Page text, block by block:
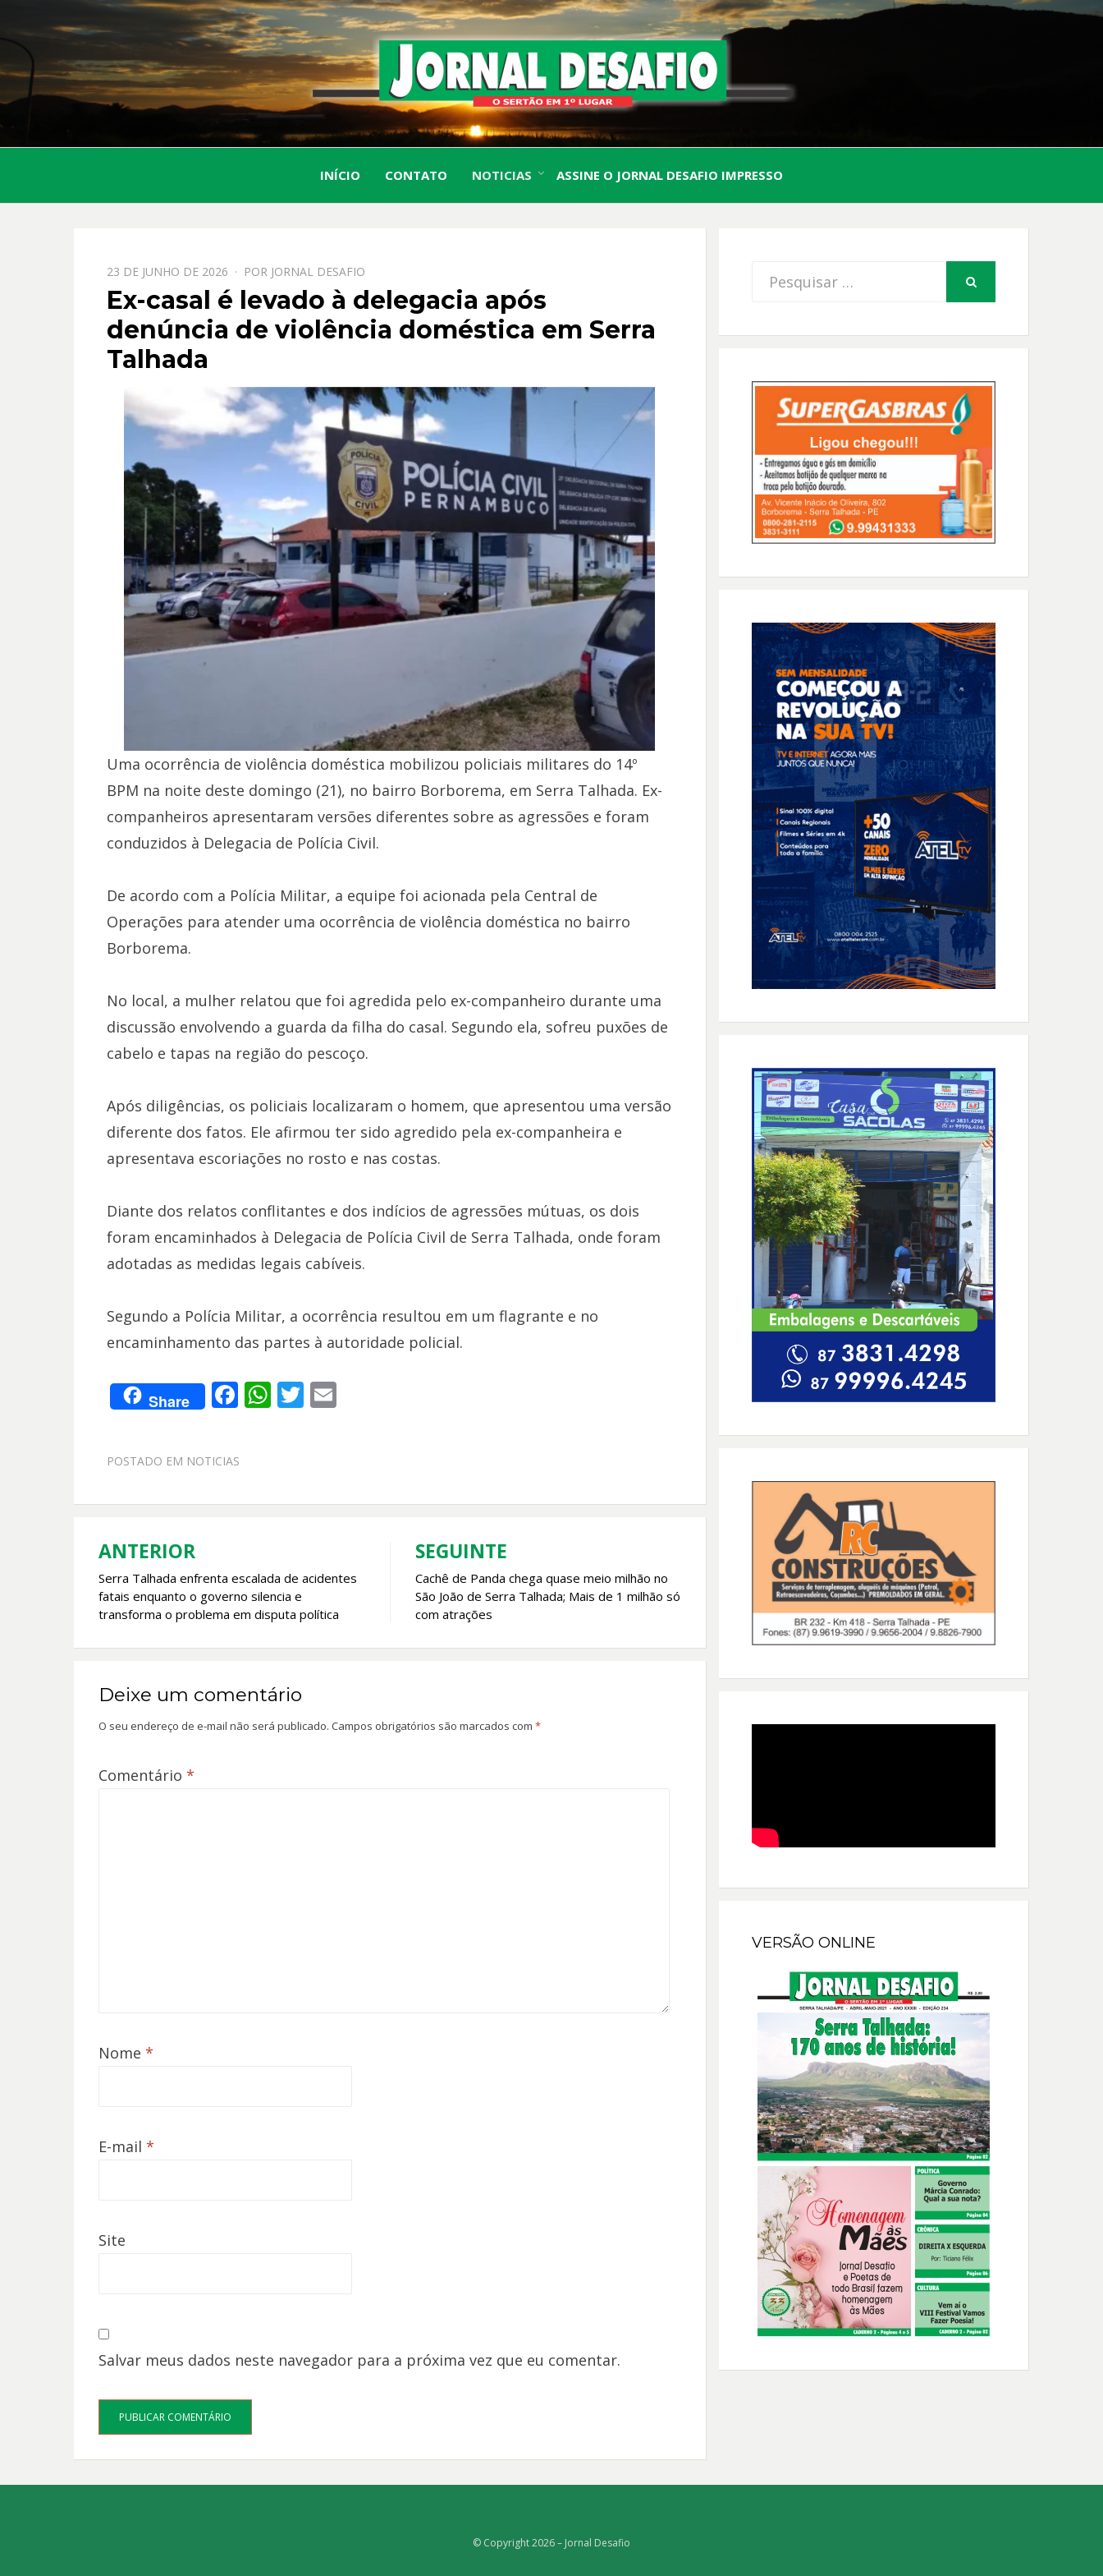
JORNAL
DESAFIO
O Sertão em 1º Lugar
INÍCIO CONTATO NOTICIAS ASSINE O JORNAL DESAFIO IMPRESSO
PPOSTADO
EM
23 DE JUNHO DE 2026 POR JORNAL DESAFIO
Ex-casal é levado à delegacia após
denúncia de violência doméstica em Serra
Talhada
Uma ocorrência de violência doméstica mobilizou policiais militares do 14º
BPM na noite deste domingo (21), no bairro Borborema, em Serra Talhada. Ex-
companheiros apresentaram versões diferentes sobre as agressões e foram
conduzidos à Delegacia de Polícia Civil.
De acordo com a Polícia Militar, a equipe foi acionada pela Central de
Operações para atender uma ocorrência de violência doméstica no bairro
Borborema.
No local, a mulher relatou que foi agredida pelo ex-companheiro durante uma
discussão envolvendo a guarda da filha do casal. Segundo ela, sofreu puxões de
cabelo e tapas na região do pescoço.
Após diligências, os policiais localizaram o homem, que apresentou uma versão
diferente dos fatos. Ele afirmou ter sido agredido pela ex-companheira e
apresentava escoriações no rosto e nas costas.
Diante dos relatos conflitantes e dos indícios de agressões mútuas, os dois
foram encaminhados à Delegacia de Polícia Civil de Serra Talhada, onde foram
adotadas as medidas legais cabíveis.
Segundo a Polícia Militar, a ocorrência resultou em um flagrante e no
encaminhamento das partes à autoridade policial.
Share F
b
o
W
A
T E
POSTADO EM NOTICIAS
Navegação
de
Post
ANTERIOR
Serra Talhada enfrenta escalada de acidentes
fatais enquanto o governo silencia e
transforma o problema em disputa política
SEGUINTE
Cachê de Panda chega quase meio milhão no
São João de Serra Talhada; Mais de 1 milhão só
com atrações
Deixe um comentário
O seu endereço de e-mail não será publicado. Campos obrigatórios são marcados com *
Comentário *
Nome *
E-mail *
Site
Salvar meus dados neste navegador para a próxima vez que eu comentar.
Procurar
VERSÃO ONLINE
© Copyright 2026 – Jornal Desafio